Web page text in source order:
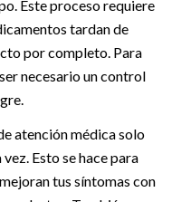
Este proceso requiere
tardan de
por completo. Para
necesario un control
atención médica solo
Esto se hace para
tus síntomas con